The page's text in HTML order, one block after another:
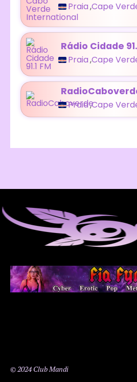
Praia,Cape
Rádio Cidade
Praia,Cape
Praia,Cape
© 2024 Club Mandi